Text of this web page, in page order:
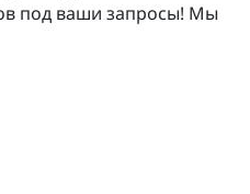
под ваши запросы! Мы